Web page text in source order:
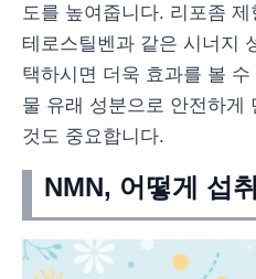
도를 높여줍니다. 리포좀
테로스틸벤과 같은 시너지
택하시면 더욱 효과를 볼
물 유래 성분으로 안전하게
것도 중요합니다.
NMN, 어떻게 섭